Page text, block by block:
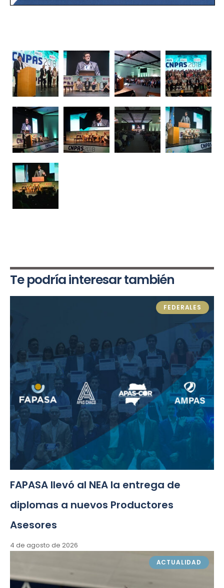
Te podría interesar también
FEDERALES
FAPASA llevó al NEA la entrega de
diplomas a nuevos Productores
Asesores
4 de agosto de 2026
ACTUALIDAD